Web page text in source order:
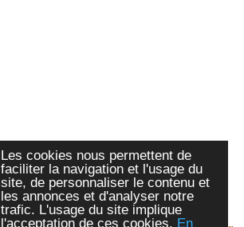
Les cookies nous permettent de
faciliter la navigation et l'usage du
site, de personnaliser le contenu et
les annonces et d'analyser notre
trafic. L'usage du site implique
l'acceptation de ces cookies. En